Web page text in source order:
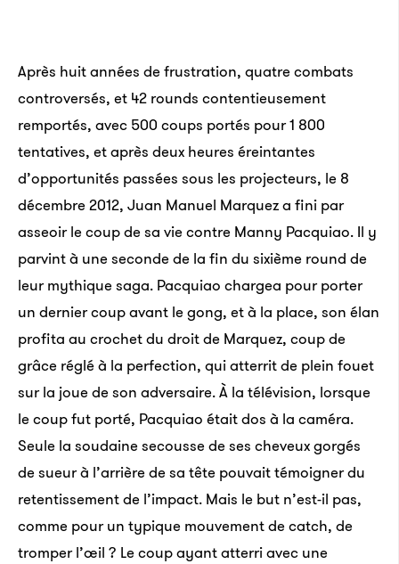
Après huit années de frustration, quatre combats
controversés, et 42 rounds contentieusement
remportés, avec 500 coups portés pour 1 800
tentatives, et après deux heures éreintantes
d’opportunités passées sous les projecteurs, le 8
décembre 2012, Juan Manuel Marquez a fini par
asseoir le coup de sa vie contre Manny Pacquiao. Il y
parvint à une seconde de la fin du sixième round de
leur mythique saga. Pacquiao chargea pour porter
un dernier coup avant le gong, et à la place, son élan
profita au crochet du droit de Marquez, coup de
grâce réglé à la perfection, qui atterrit de plein fouet
sur la joue de son adversaire. À la télévision, lorsque
le coup fut porté, Pacquiao était dos à la caméra.
Seule la soudaine secousse de ses cheveux gorgés
de sueur à l’arrière de sa tête pouvait témoigner du
retentissement de l’impact. Mais le but n’est-il pas,
comme pour un typique mouvement de catch, de
tromper l’œil ? Le coup ayant atterri avec une